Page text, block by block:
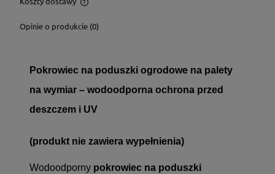
Cena nie zawiera ewentualnych kosztów płatności
Opinie o produkcie (0)
Pokrowiec na poduszki ogrodowe na palety
na wymiar – wodoodporna ochrona przed
deszczem i UV
(produkt nie zawiera wypełnienia)
Wodoodporny pokrowiec na poduszki